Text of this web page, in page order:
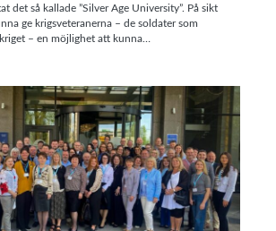
det så kallade ”Silver Age University”. På sikt
ge krigsveteranerna – de soldater som
– en möjlighet att kunna…